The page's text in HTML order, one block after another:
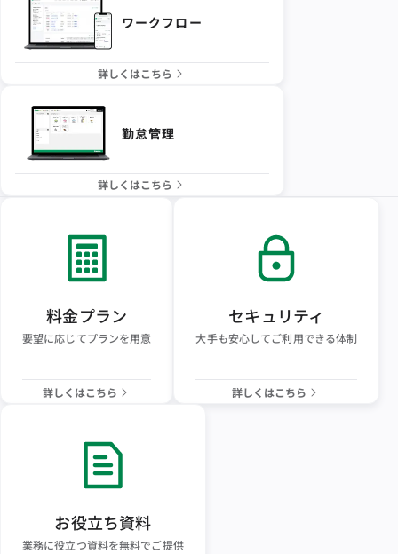
ワークフロー
詳しくはこちら
勤怠管理
詳しくはこちら
料金プラン
要望に応じてプランを用意
詳しくはこちら
セキュリティ
大手も安心してご利用できる体制
詳しくはこちら
お役立ち資料
業務に役立つ資料を無料でご提供